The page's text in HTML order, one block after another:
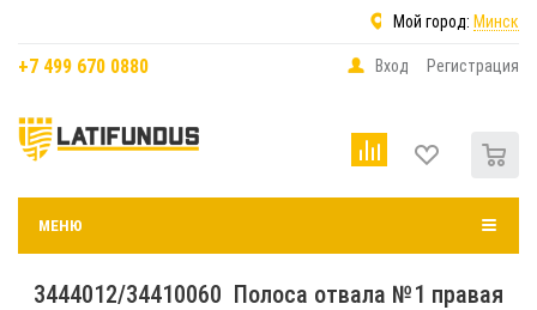
Мой город: Минск
+7 499 670 0880 Вход Регистрация
МЕНЮ
3444012/34410060 Полоса отвала №1 правая